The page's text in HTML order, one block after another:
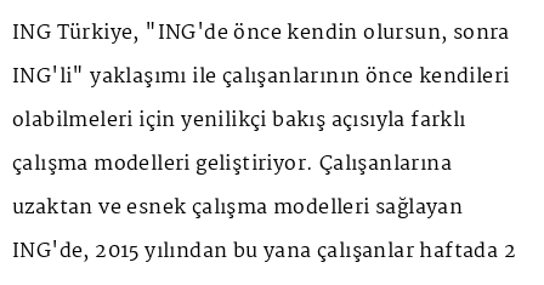
ING Türkiye, "ING'de önce kendin olursun, sonra
ING'li" yaklaşımı ile çalışanlarının önce kendileri
olabilmeleri için yenilikçi bakış açısıyla farklı
çalışma modelleri geliştiriyor. Çalışanlarına
uzaktan ve esnek çalışma modelleri sağlayan
ING'de, 2015 yılından bu yana çalışanlar haftada 2